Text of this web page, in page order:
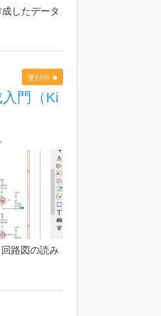
したデータ
受付中 ●
門（Ki
路図の読み